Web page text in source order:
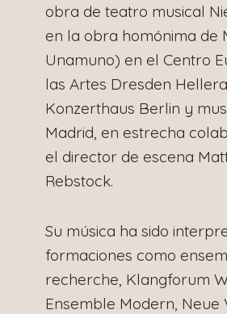
obra de teatro musical
en la obra homónima de
Unamuno) en el Centro
las Artes Dresden
Konzerthaus Berlin y
Madrid, en estrecha
el director de escena
Rebstock.
Su música ha sido
formaciones como
recherche, Klangforum
Ensemble Modern, Neue